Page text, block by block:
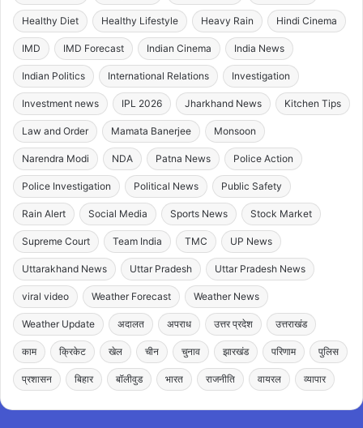
Healthy Diet Healthy Lifestyle Heavy Rain Hindi Cinema
IMD IMD Forecast Indian Cinema India News
Indian Politics International Relations Investigation
Investment news IPL 2026 Jharkhand News Kitchen Tips
Law and Order Mamata Banerjee Monsoon
Narendra Modi NDA Patna News Police Action
Police Investigation Political News Public Safety
Rain Alert Social Media Sports News Stock Market
Supreme Court Team India TMC UP News
Uttarakhand News Uttar Pradesh Uttar Pradesh News
viral video Weather Forecast Weather News
Weather Update अदालत अपराध उत्तर प्रदेश उत्तराखंड
काम क्रिकेट खेल चीन चुनाव झारखंड परिणाम पुलिस
प्रशासन बिहार बॉलीवुड भारत राजनीति वायरल व्यापार